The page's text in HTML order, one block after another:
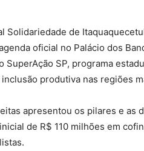
de
oficial no Palácio dos
SP, programa
produtiva nas regiões
apresentou os pilares e as
de R$ 110 milhões em